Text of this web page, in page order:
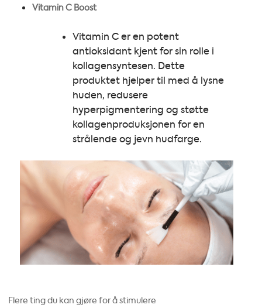
Vitamin C Boost
Vitamin C er en potent
antioksidant kjent for sin rolle i
kollagensyntesen. Dette
produktet hjelper til med å lysne
huden, redusere
hyperpigmentering og støtte
kollagenproduksjonen for en
strålende og jevn hudfarge.
Flere ting du kan gjøre for å stimulere